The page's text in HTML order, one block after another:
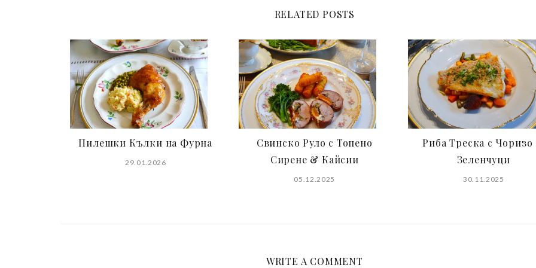
RELATED POSTS
Пилешки Кълки на Фурна
29.01.2026
Свинско Руло с Топено
Сирене & Кайсии
05.12.2025
Риба Tреска с
Зеленчуци
30.11.2025
WRITE A COMMENT